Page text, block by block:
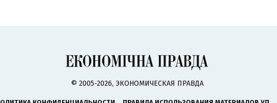
© 2005-2026, ЭКОНОМИЧЕСКАЯ ПРАВДА